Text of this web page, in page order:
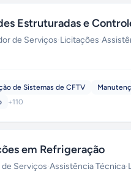
Estruturadas e
de Serviços·Licitações·
de Sistemas de CFTV
+110
em Refrigeração
Serviços·Assistência Técnica·